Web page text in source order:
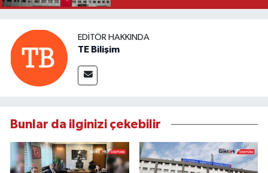
EDITÖR HAKKINDA
TE Bilişim
Bunlar da ilginizi çekebilir